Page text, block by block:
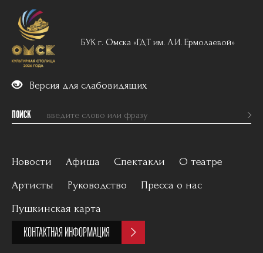
БУК г. Омска «ГДТ им. Л.И. Ермолаевой»
Версия для слабовидящих
ПОИСК
Новости Афиша Спектакли
Вечерний репертуар
О театре
История
Артисты Руководство
Пресса о нас
Пушкинская карта
КОНТАКТНАЯ ИНФОРМАЦИЯ